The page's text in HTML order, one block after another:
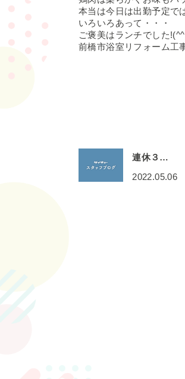
本当は今日は出勤予定で
いろいろあって・・・
ご褒美はランチでした
前橋市浴室リフォーム工
連休３…
2022.05.06